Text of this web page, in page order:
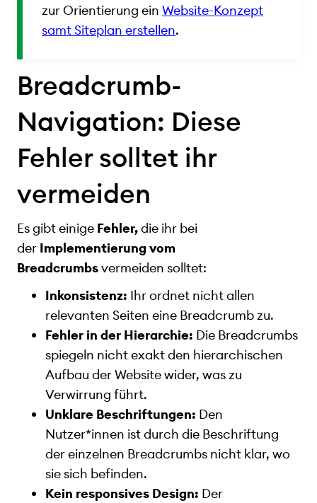
zur Orientierung ein Website-Konzept
samt Siteplan erstellen.
Breadcrumb-
Navigation: Diese
Fehler solltet ihr
vermeiden
Es gibt einige Fehler,die ihr bei
der Implementierung vom
Breadcrumbsvermeiden solltet:
Inkonsistenz: Ihr ordnet nicht allen
relevanten Seiten eine Breadcrumb zu.
Fehler in der Hierarchie: Die Breadcrumbs
spiegeln nicht exakt den hierarchischen
Aufbau der Website wider, was zu
Verwirrung führt.
Unklare Beschriftungen: Den
Nutzer*innen ist durch die Beschriftung
der einzelnen Breadcrumbs nicht klar, wo
sie sich befinden.
Kein responsives Design: Der